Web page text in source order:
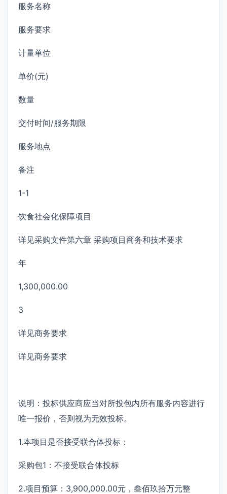
服务名称
服务要求
计量单位
单价(元)
数量
交付时间/服务期限
服务地点
备注
1-1
饮食社会化保障项目
详见采购文件第六章 采购项目商务和技术要求
年
1,300,000.00
3
详见商务要求
详见商务要求
说明：投标供应商应当对所投包内所有服务内容进行
唯一报价，否则视为无效投标。
1.本项目是否接受联合体投标：
采购包1：不接受联合体投标
2.项目预算：3,900,000.00元，叁佰玖拾万元整